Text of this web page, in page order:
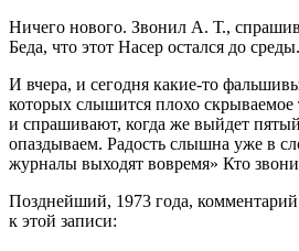
Ничего нового. Звонил А. Т.,
Беда, что этот Насер остался до среды.
И вчера, и сегодня какие-то
которых слышится плохо скрываемое
и спрашивают, когда же выйдет
опаздываем. Радость слышна уже в
журналы выходят вовремя» Кто
Позднейший, 1973 года,
к этой записи: